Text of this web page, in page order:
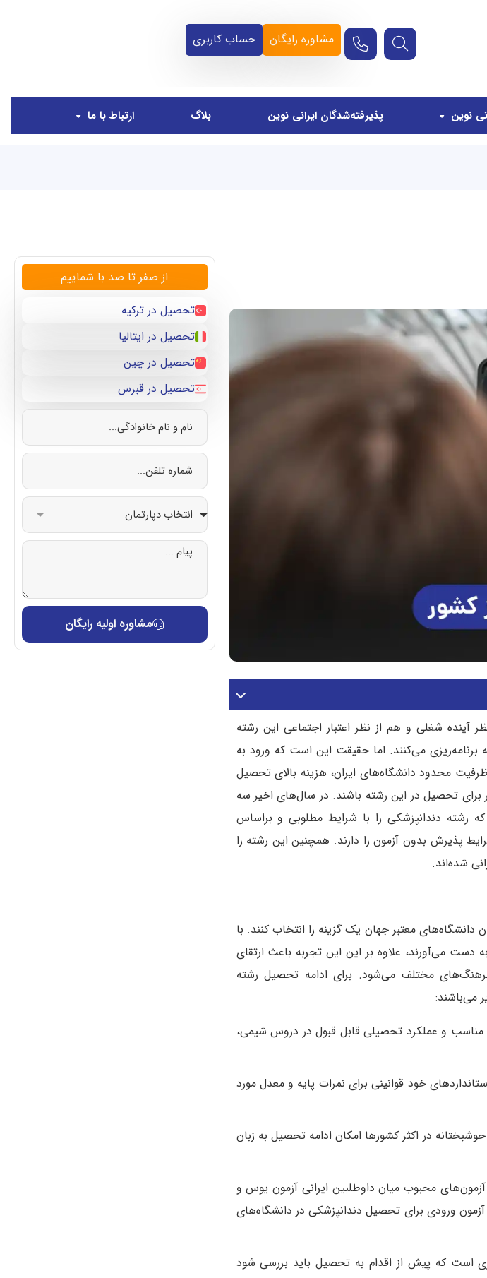
مشاوره رایگان حساب کاربری
نوین پذیرفته‌شدگان ایرانی نوین بلاگ ارتباط با ما
شغلی و هم از نظر اعتبار اجتماعی این رشته
برنامه‌ریزی می‌کنند. اما حقیقت این است که ورود به
محدود دانشگاه‌های ایران، هزینه بالای تحصیل
تحصیل در این رشته باشند. در سال‌های اخیر سه
که رشته دندانپزشکی را با شرایط مطلوبی و براساس
پذیرش بدون آزمون را دارند. همچنین این رشته را
شده‌اند.
معتبر جهان یک گزینه را انتخاب کنند. با
می‌آورند، علاوه بر این این تجربه باعث ارتقای
مختلف می‌شود. برای ادامه تحصیل رشته
می‌باشند:
و عملکرد تحصیلی قابل قبول در دروس شیمی،
خود قوانینی برای نمرات پایه و معدل مورد
در اکثر کشورها امکان ادامه تحصیل به زبان
آزمون‌های محبوب میان داوطلبین ایرانی آزمون یوس و
ورودی برای تحصیل دندانپزشکی در دانشگاه‌های
است که پیش از اقدام به تحصیل باید بررسی شود
از صفر تا صد با شماییم
تحصیل در ترکیه
تحصیل در ایتالیا
تحصیل در چین
تحصیل در قبرس
مشاوره اولیه رایگان